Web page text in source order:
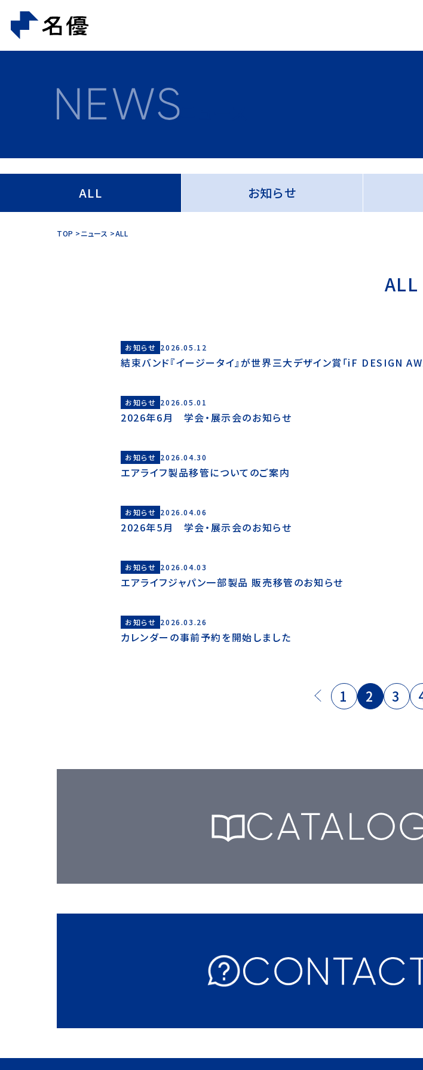
ALL お知らせ
TOP ニュース ALL
ALL
お知らせ 2026.05.12
結束バンド『イージータイ』が世界三大デザイン賞「iF DESIGN
お知らせ 2026.05.01
2026年6月 学会・展示会のお知らせ
お知らせ 2026.04.30
エアライフ製品移管についてのご案内
お知らせ 2026.04.06
2026年5月 学会・展示会のお知らせ
お知らせ 2026.04.03
エアライフジャパン一部製品 販売移管のお知らせ
お知らせ 2026.03.26
カレンダーの事前予約を開始しました
1 2 3